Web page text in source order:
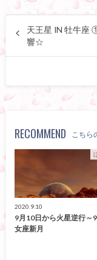
天王星 IN 牡牛座
響☆
RECOMMEND こちら
2020.9.10
9月10日から火星逆行～
女座新月